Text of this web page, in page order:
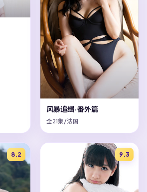
风暴追缉·番外篇
全21集/法国
8.2 9.3